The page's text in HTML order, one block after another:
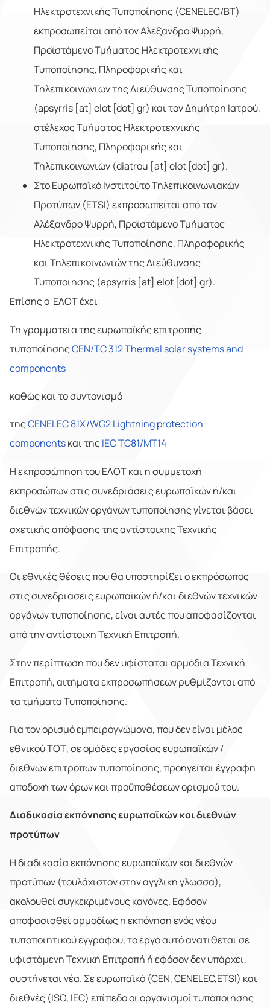
Ηλεκτροτεχνικής Τυποποίησης (CENELEC/BT)
εκπροσωπείται από τον Αλέξανδρο Ψυρρή,
Προϊστάμενο Τμήματος Ηλεκτροτεχνικής
Τυποποίησης, Πληροφορικής και
Τηλεπικοινωνιών της Διεύθυνσης Τυποποίησης
(apsyrris [at] elot [dot] gr) και τον Δημήτρη Ιατρού,
στέλεχος Τμήματος Ηλεκτροτεχνικής
Τυποποίησης, Πληροφορικής και
Τηλεπικοινωνιών (diatrou [at] elot [dot] gr).
Στο Ευρωπαϊκό Ινστιτούτο Τηλεπικοινωνιακών
Προτύπων (ETSI) εκπροσωπείται από τον
Αλέξανδρο Ψυρρή, Προϊστάμενο Τμήματος
Ηλεκτροτεχνικής Τυποποίησης, Πληροφορικής
και Τηλεπικοινωνιών της Διεύθυνσης
Τυποποίησης (apsyrris [at] elot [dot] gr).
Επίσης ο ΕΛΟΤ έχει:
Τη γραμματεία της ευρωπαϊκής επιτροπής
τυποποίησηςCEN/TC 312 Thermal solar systems and
components
καθώς και το συντονισμό
τηςCENELEC 81X/WG2 Lightning protection
componentsκαι τηςIEC TC81/MT14
Η εκπροσώπηση του ΕΛΟΤ και η συμμετοχή
εκπροσώπων στις συνεδριάσεις ευρωπαϊκών ή/και
διεθνών τεχνικών οργάνων τυποποίησης γίνεται βάσει
σχετικής απόφασης της αντίστοιχης Τεχνικής
Επιτροπής.
Οι εθνικές θέσεις που θα υποστηρίξει ο εκπρόσωπος
στις συνεδριάσεις ευρωπαϊκών ή/και διεθνών τεχνικών
οργάνων τυποποίησης, είναι αυτές που αποφασίζονται
από την αντίστοιχη Τεχνική Επιτροπή.
Στην περίπτωση που δεν υφίσταται αρμόδια Τεχνική
Επιτροπή, αιτήματα εκπροσωπήσεων ρυθμίζονται από
τα τμήματα Τυποποίησης.
Για τον ορισμό εμπειρογνώμονα, που δεν είναι μέλος
εθνικού ΤΟΤ, σε ομάδες εργασίας ευρωπαϊκών /
διεθνών επιτροπών τυποποίησης, προηγείται έγγραφη
αποδοχή των όρων και προϋποθέσεων ορισμού του.
Διαδικασία εκπόνησης ευρωπαϊκών και διεθνών
προτύπων
Η διαδικασία εκπόνησης ευρωπαϊκών και διεθνών
προτύπων (τουλάχιστον στην αγγλική γλώσσα),
ακολουθεί συγκεκριμένους κανόνες. Εφόσον
αποφασισθεί αρμοδίως η εκπόνηση ενός νέου
τυποποιητικού εγγράφου, το έργο αυτό ανατίθεται σε
υφιστάμενη Τεχνική Επιτροπή ή εφόσον δεν υπάρχει,
συστήνεται νέα. Σε ευρωπαϊκό (CEN, CENELEC,ETSI) και
διεθνές (ISO, IEC) επίπεδο οι οργανισμοί τυποποίησης